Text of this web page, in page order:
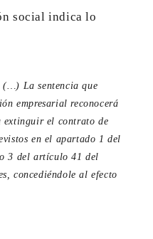
social indica lo
La sentencia que
empresarial reconocerá
extinguir el contrato de
en el apartado 1 del
3 del artículo 41 del
concediéndole al efecto